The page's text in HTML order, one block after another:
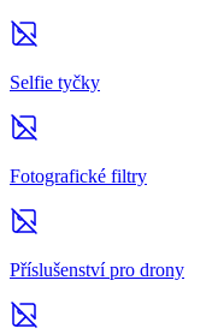
Selfie tyčky
Fotografické filtry
Příslušenství pro drony